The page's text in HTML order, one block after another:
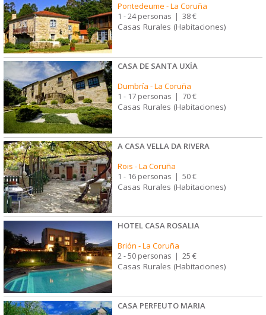
Pontedeume -La Coruña
1 - 24 personas | 38 €
Casas Rurales (Habitaciones)
CASA DE SANTA UXÍA
Dumbría -La Coruña
1 - 17 personas | 70 €
Casas Rurales (Habitaciones)
A CASA VELLA DA RIVERA
Rois -La Coruña
1 - 16 personas | 50 €
Casas Rurales (Habitaciones)
HOTEL CASA ROSALIA
Brión -La Coruña
2 - 50 personas | 25 €
Casas Rurales (Habitaciones)
CASA PERFEUTO MARIA